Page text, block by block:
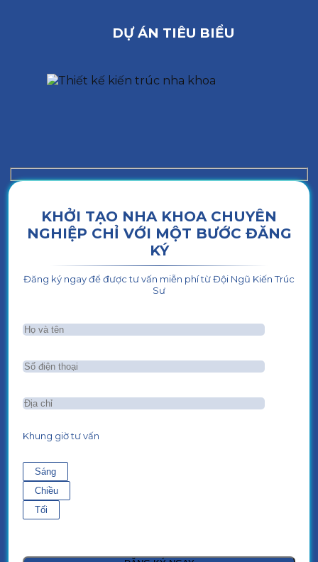
DỰ ÁN TIÊU BIỂU
KHỞI TẠO NHA KHOA CHUYÊN
NGHIỆP CHỈ VỚI MỘT BƯỚC ĐĂNG
KÝ
Đăng ký ngay để được tư vấn miễn phí từ Đội Ngũ Kiến Trúc
Sư
Khung giờ tư vấn
Sáng
Chiều
Tối